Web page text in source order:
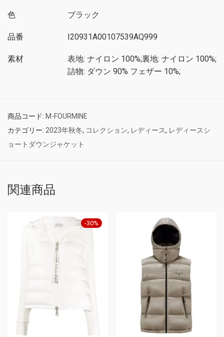
色 ブラック
品番 I20931A00107539AQ999
素材
表地: ナイロン 100%;裏地: ナイロン 100%;
詰物: ダウン 90% フェザー 10%;
商品コード: M-FOURMINE
カテゴリー: 2023年秋冬, コレクション, レディース, レディースシ
ョートダウンジャケット
関連商品
-30%